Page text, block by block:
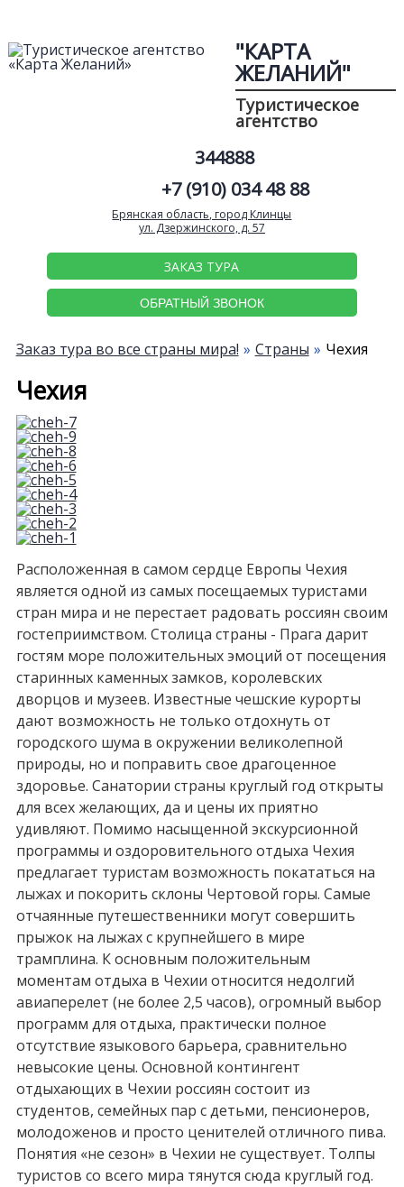
"КАРТА
ЖЕЛАНИЙ"
Туристическое
агентство
ЗАКАЗ ТУРА
ОБРАТНЫЙ ЗВОНОК
344888
+7 (910) 034 48 88
Брянская область, город Клинцы
ул. Дзержинского, д. 57
Заказ тура во все страны мира! Страны Чехия
Чехия
Расположенная в самом сердце Европы Чехия
является одной из самых посещаемых туристами
стран мира и не перестает радовать россиян своим
гостеприимством. Столица страны - Прага дарит
гостям море положительных эмоций от посещения
старинных каменных замков, королевских
дворцов и музеев. Известные чешские курорты
дают возможность не только отдохнуть от
городского шума в окружении великолепной
природы, но и поправить свое драгоценное
здоровье. Санатории страны круглый год открыты
для всех желающих, да и цены их приятно
удивляют. Помимо насыщенной экскурсионной
программы и оздоровительного отдыха Чехия
предлагает туристам возможность покататься на
лыжах и покорить склоны Чертовой горы. Самые
отчаянные путешественники могут совершить
прыжок на лыжах с крупнейшего в мире
трамплина. К основным положительным
моментам отдыха в Чехии относится недолгий
авиаперелет (не более 2,5 часов), огромный выбор
программ для отдыха, практически полное
отсутствие языкового барьера, сравнительно
невысокие цены. Основной контингент
отдыхающих в Чехии россиян состоит из
студентов, семейных пар с детьми, пенсионеров,
молодоженов и просто ценителей отличного пива.
Понятия «не сезон» в Чехии не существует. Толпы
туристов со всего мира тянутся сюда круглый год.